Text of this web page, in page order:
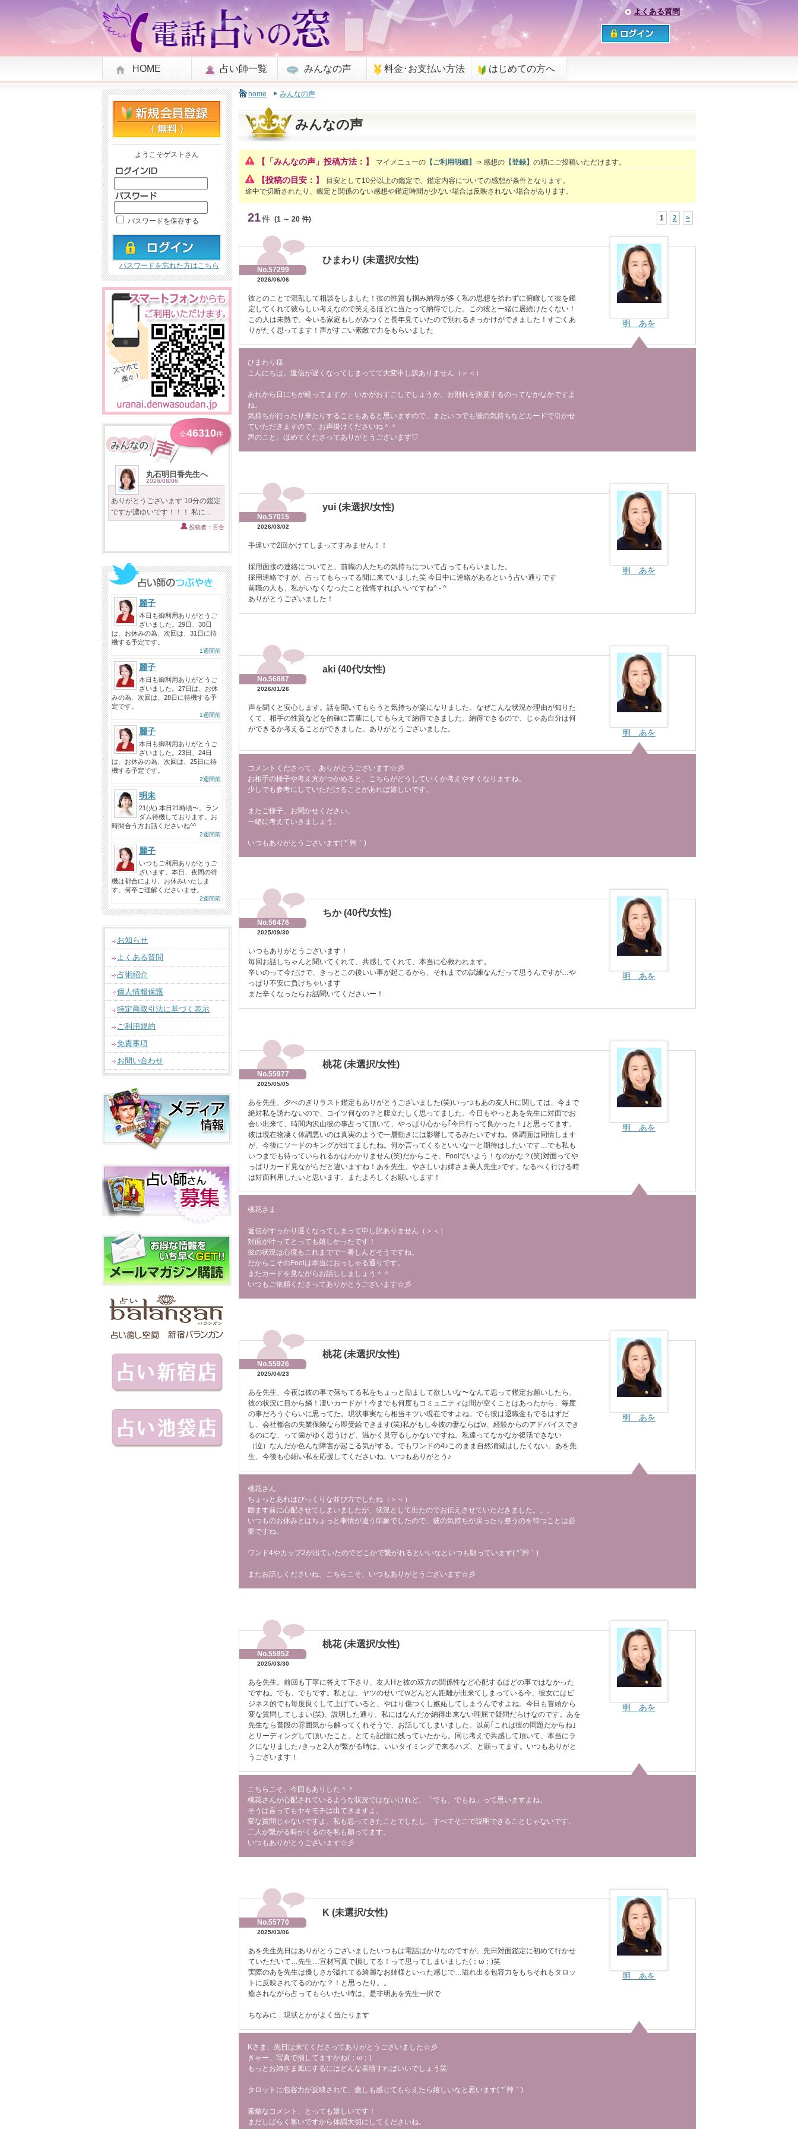
よくある質問
HOME 占い師一覧 みんなの声 料金･お支払い方法 はじめての方へ
ようこそゲストさん
パスワードを保存する
パスワードを忘れた方はこちら
全46310件
丸石明日香先生へ
2026/08/06
ありがとうございます 10分の鑑定
ですが濃ゆいです！！！ 私に...
投稿者：百合
麗子
本日も御利用ありがとうご
ざいました。29日、30日
は、お休みの為、次回は、31日に待
機する予定です。
1週間前
麗子
本日も御利用ありがとうご
ざいました。27日は、お休
みの為、次回は、28日に待機する予
定です。
1週間前
麗子
本日も御利用ありがとうご
ざいました。23日、24日
は、お休みの為、次回は、25日に待
機する予定です。
2週間前
明未
21(火) 本日21時頃〜。ラン
ダム待機しております。お
時間合う方お話くださいね^^
2週間前
麗子
いつもご利用ありがとうご
ざいます。本日、夜間の待
機は都合により、お休みいたしま
す。何卒ご理解くださいませ。
2週間前
お知らせ
よくある質問
占術紹介
個人情報保護
特定商取引法に基づく表示
ご利用規約
免責事項
お問い合わせ
home みんなの声
みんなの声
【「みんなの声」投稿方法：】 マイメニューの 【ご利用明細】 ⇒ 感想の 【登録】 の順にご投稿いただけます。
【投稿の目安：】
目安として10分以上の鑑定で、鑑定内容についての感想が条件となります。
途中で切断されたり、鑑定と関係のない感想や鑑定時間が少ない場合は反映されない場合があります。
21件 (1 ～ 20 件) 1 2 >
明 あを
ひまわり (未選択/女性)
No.57299
2026/06/06
彼とのことで混乱して相談をしました！彼の性質も掴み納得が多く私の思想を拾わずに俯瞰して彼を鑑
定してくれて彼らしい考えなので笑えるほどに当たって納得でした。この彼と一緒に居続けたくない！
この人は未熟で、今いる家庭もしがみつくと長年見ていたので別れるきっかけができました！すごくあ
りがたく思ってます！声がすごい素敵で力をもらいました
ひまわり様
こんにちは。返信が遅くなってしまってて大変申し訳ありません（＞＜）
あれから日にちが経ってますが、いかがおすごしでしょうか。お別れを決意するのってなかなかですよ
ね。
気持ちが行ったり来たりすることもあると思いますので、またいつでも彼の気持ちなどカードで引かせ
ていただきますので、お声掛けくださいね＾＾
声のこと、ほめてくださってありがとうございます♡
明 あを
yui (未選択/女性)
No.57015
2026/03/02
手違いで2回かけてしまってすみません！！
採用面接の連絡についてと、前職の人たちの気持ちについて占ってもらいました。
採用連絡ですが、占ってもらってる間に来ていました笑 今日中に連絡があるという占い通りです
前職の人も、私がいなくなったこと後悔すればいいですね^ - ^
ありがとうございました！
明 あを
aki (40代/女性)
No.56887
2026/01/26
声を聞くと安心します。話を聞いてもらうと気持ちが楽になりました。なぜこんな状況か理由が知りた
くて、相手の性質などを的確に言葉にしてもらえて納得できました。納得できるので、じゃあ自分は何
ができるか考えることができました。ありがとうございました。
コメントくださって、ありがとうございます☆彡
お相手の様子や考え方がつかめると、こちらがどうしていくか考えやすくなりますね。
少しでも参考にしていただけることがあれば嬉しいです。
またご様子、お聞かせください。
一緒に考えていきましょう。
いつもありがとうございます( *´艸｀)
明 あを
ちか (40代/女性)
No.56476
2025/09/30
いつもありがとうございます！
毎回お話しちゃんと聞いてくれて、共感してくれて、本当に心救われます。
辛いのって今だけで、きっとこの後いい事が起こるから、それまでの試練なんだって思うんですが…や
っぱり不安に負けちゃいます
また辛くなったらお話聞いてくださいー！
明 あを
桃花 (未選択/女性)
No.55977
2025/05/05
あを先生、夕べのぎりラスト鑑定もありがとうございました(笑)いっつもあの友人Hに関しては、今まで
絶対私を誘わないので、コイツ何なの？と腹立たしく思ってました。今日もやっとあを先生に対面でお
会い出来て、時間内沢山彼の事占って頂いて、やっぱり心から｢今日行って良かった！｣と思ってます。
彼は現在物凄く体調悪いのは真実のようで一層動きには影響してるみたいですね。体調面は同情します
が、今後にソードのキングが出てましたね。何か言ってくるといいなーと期待はしたいです…でも私も
いつまでも待っていられるかはわかりません(笑)だからこそ、Foolでいよう！なのかな？(笑)対面ってや
っぱりカード見ながらだと違いますね！あを先生、やさしいお姉さま美人先生♪です。なるべく行ける時
は対面利用したいと思います。またよろしくお願いします！
桃花さま
返信がすっかり遅くなってしまって申し訳ありません（＞＜）
対面が叶ってとっても嬉しかったです！
彼の状況は心境もこれまでで一番しんどそうですね。
だからこそのFoolは本当におっしゃる通りです。
またカードを見ながらお話ししましょう＾＾
いつもご依頼くださってありがとうございます☆彡
明 あを
桃花 (未選択/女性)
No.55926
2025/04/23
あを先生、今夜は彼の事で落ちてる私をちょっと励まして欲しいな〜なんて思って鑑定お願いしたら、
彼の状況に目から鱗！凄いカードが！今までも何度もコミュニティは間が空くことはあったから、毎度
の事だろうぐらいに思ってた。現状事実なら相当キツい現在ですよね。でも彼は退職金もでるはずだ
し、会社都合の失業保険なら即受給できます(笑)私がもし今彼の妻ならばw、経験からのアドバイスでき
るのにな、って歯がゆく思うけど、温かく見守るしかないですね。私達ってなかなか復活できない
（泣）なんだか色んな障害が起こる気がする。でもワンドの4♪このまま自然消滅はしたくない。あを先
生、今後も心細い私を応援してくださいね、いつもありがとう♪
桃花さん
ちょっとあれはびっくりな並び方でしたね（＞＜）
励ます前に心配させてしまいましたが、状況として出たのでお伝えさせていただきました。。。
いつものお休みとはちょっと事情が違う印象でしたので、彼の気持ちが戻ったり整うのを待つことは必
要ですね。
ワンド4やカップ2が出ていたのでどこかで繋がれるといいなといつも願っています( *´艸｀)
またお話しくださいね。こちらこそ、いつもありがとうございます☆彡
明 あを
桃花 (未選択/女性)
No.55852
2025/03/30
あを先生。前回も丁寧に答えて下さり、友人Hと彼の双方の関係性など心配するほどの事ではなかった
ですね。でも、でもです。私とは、ヤツのせいでwどんどん距離が出来てしまっている今、彼女にはビ
ジネス的でも毎度良くして上げていると、やはり傷つくし嫉妬してしまうんですよね。今日も冒頭から
変な質問してしまい(笑)、説明した通り、私にはなんだか納得出来ない理屈で疑問だらけなのです。あを
先生なら普段の雰囲気から解ってくれそうで、お話してしまいました。以前｢これは彼の問題だからね｣
とリーディングして頂いたこと、とても記憶に残っていたから。同じ考えで共感して頂いて、本当にラ
クになりました♪きっと2人が繋がる時は、いいタイミングで来るハズ、と願ってます。いつもありがと
うございます！
こちらこそ、今回もありした＾＾
桃花さんが心配されているような状況ではないけれど、「でも、でもね」って思いますよね。
そうは言ってもヤキモチは出てきますよ。
変な質問じゃないですよ、私も思ってきたことでしたし、すべてそこで説明できることじゃないです。
二人が繋がる時がくるのを私も願ってます。
いつもありがとうございます☆彡
明 あを
K (未選択/女性)
No.55770
2025/03/06
あを先生先日はありがとうございましたいつもは電話ばかりなのですが、先日対面鑑定に初めて行かせ
ていただいて…先生…宣材写真で損してる！って思ってしまいました(；ω；)笑
実際のあを先生は優しさが溢れてる綺麗なお姉様といった感じで…溢れ出る包容力をもちそれもタロッ
トに反映されてるのかな？！と思ったり。。
癒されながら占ってもらいたい時は、是非明あを先生一択で
ちなみに…現状とかがよく当たります
Kさま、先日は来てくださってありがとうございました☆彡
きゃー、写真で損してますかね(；ω；)
もっとお姉さま風にするにはどんな表情すればいいでしょう笑
タロットに包容力が反映されて、癒しも感じてもらえたら嬉しいなと思います( *´艸｀)
素敵なコメント、とっても嬉しいです！
まだしばらく寒いですから体調大切にしてくださいね。